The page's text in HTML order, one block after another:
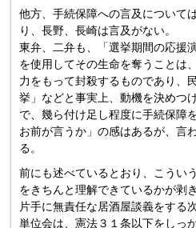
他方、手続保障への言及について
り、長野、長崎は言及がない。
東弁、二弁も、「選挙期間の応援
を使用してその生命を奪うことは
力をもって封殺するものであり、
挙」などと事実上、動機を決めつ
で、幾ら付け足し程度に手続保障
お前が言うか」の感はあるが、言
る。
前にも述べているとおり、こうい
をきちんと理解できているかが剥
片手に無責任な居酒屋談義をする
単位会は、憲法３１条以下をしっ